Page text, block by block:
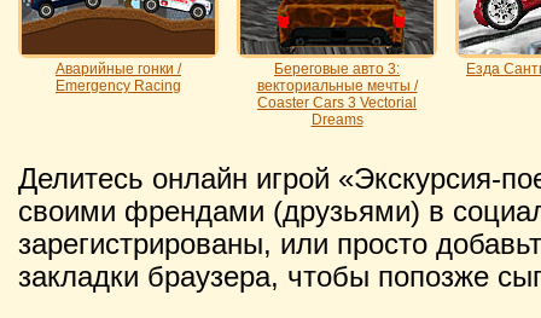
Аварийные гонки /
Emergency Racing
Береговые авто 3:
векториальные мечты /
Coaster Cars 3 Vectorial
Dreams
Езда
Делитесь онлайн игрой «Экскурсия-
своими френдами (друзьями) в
зарегистрированы, или просто
закладки браузера, чтобы попозже